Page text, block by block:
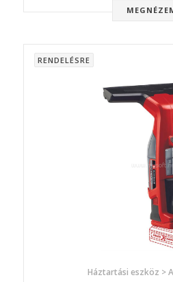
RENDELÉSRE
Háztartási eszköz >